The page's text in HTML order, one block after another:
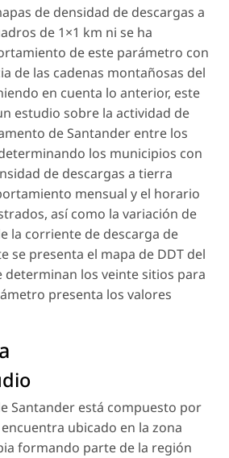
de densidad de descargas a
de 1×1 km ni se ha
de este parámetro con
de las cadenas montañosas del
en cuenta lo anterior, este
estudio sobre la actividad de
de Santander entre los
los municipios con
de descargas a tierra
mensual y el horario
así como la variación de
la corriente de descarga de
se presenta el mapa de DDT del
determinan los veinte sitios para
presenta los valores
Santander está compuesto por
ubicado en la zona
formando parte de la región